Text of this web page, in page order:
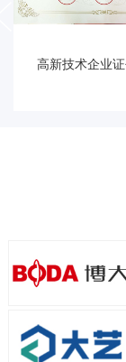
高新技术企业
prev